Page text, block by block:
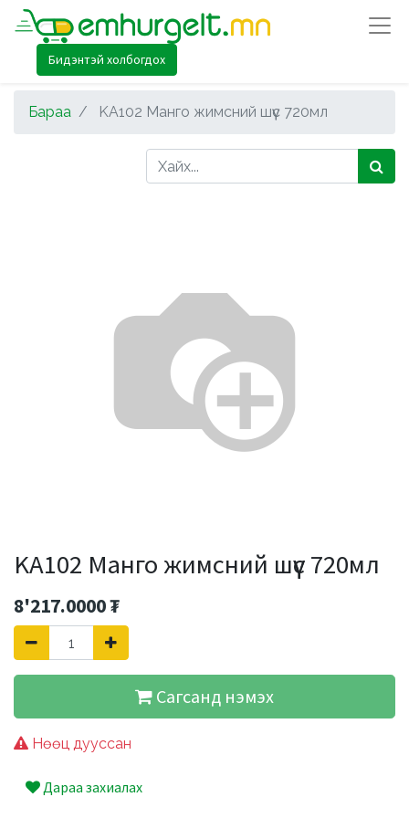
Бидэнтэй холбогдох
Бараа KA102 Манго жимсний шүүс 720мл
KA102 Манго жимсний шүүс 720мл
8'217.0000₮
Сагсанд нэмэх
Нөөц дууссан
Дараа захиалах